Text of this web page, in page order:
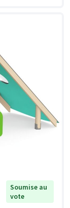
Soumise au
vote